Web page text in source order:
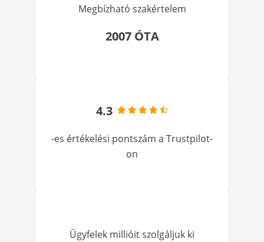
Megbízható szakértelem
2007 ÓTA
4.3
-es értékelési pontszám a Trustpilot-
on
Ügyfelek millióit szolgáljuk ki